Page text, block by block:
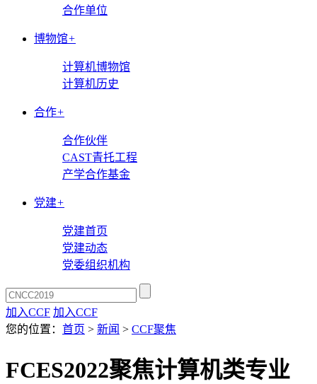
合作单位
博物馆+
计算机博物馆
计算机历史
合作+
合作伙伴
CAST青托工程
产学合作基金
党建+
党建首页
党建动态
党委组织机构
加入CCF 加入CCF
您的位置： 首页 > 新闻 > CCF聚焦
FCES2022聚焦计算机类专业